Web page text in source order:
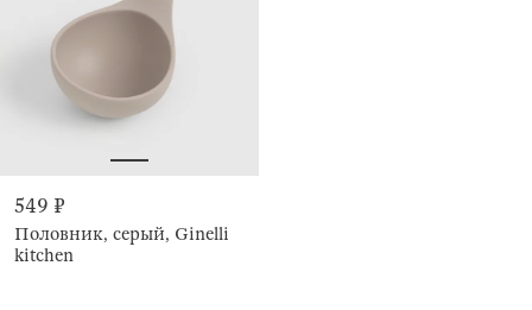
549 ₽
Половник, серый, Ginelli
kitchen